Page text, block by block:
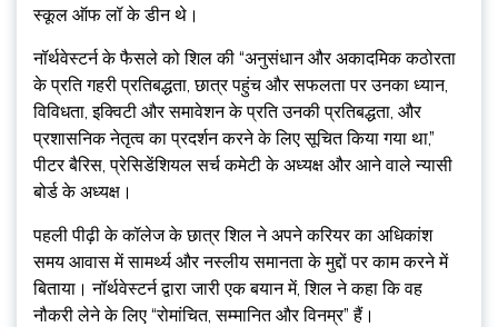
स्कूल ऑफ लॉ के डीन थे।
नॉर्थवेस्टर्न के फैसले को शिल की “अनुसंधान और अकादमिक कठोरता
के प्रति गहरी प्रतिबद्धता, छात्र पहुंच और सफलता पर उनका ध्यान,
विविधता, इक्विटी और समावेशन के प्रति उनकी प्रतिबद्धता, और
प्रशासनिक नेतृत्व का प्रदर्शन करने के लिए सूचित किया गया था,”
पीटर बैरिस, प्रेसिडेंशियल सर्च कमेटी के अध्यक्ष और आने वाले न्यासी
बोर्ड के अध्यक्ष।
पहली पीढ़ी के कॉलेज के छात्र शिल ने अपने करियर का अधिकांश
समय आवास में सामर्थ्य और नस्लीय समानता के मुद्दों पर काम करने में
बिताया। नॉर्थवेस्टर्न द्वारा जारी एक बयान में, शिल ने कहा कि वह
नौकरी लेने के लिए “रोमांचित, सम्मानित और विनम्र” हैं।